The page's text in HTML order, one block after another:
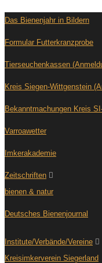
Das Bienenjahr in Bildern
Formular Futterkranzprobe
Tierseuchenkassen
Kreis Siegen-Wittgenstein
Bekanntmachungen Kreis
Varroawetter
Imkerakademie
Zeitschriften
bienen & natur
Deutsches Bienenjournal
Institute/Verbände/Vereine
Kreisimkerverein Siegerland